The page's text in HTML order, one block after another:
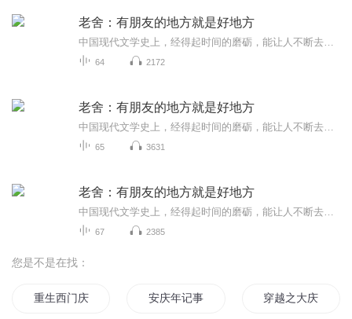
老舍：有朋友的地方就是好地方
64 2172
老舍：有朋友的地方就是好地方
65 3631
老舍：有朋友的地方就是好地方
67 2385
您是不是在找：
重生西门庆 安庆年记事 穿越之大庆帝国